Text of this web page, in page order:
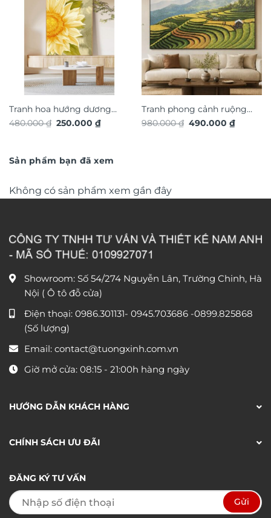
Tranh hoa hướng dương
nghệ thuật TG4922S
480.000₫ Giá
gốc
250.000₫Giá
Tranh phong cảnh ruộng
bậc thang TG4919S
980.000₫ Giá
gốc
490.000₫Giá
Sản phẩm bạn đã xem
Không có sản phẩm xem gần đây
Showroom: Số 54/274 Nguyễn Lân, Trường Chinh, Hà
Nội ( Ô tô đỗ cửa)
Điện thoại: 0986.301131- 0945.703686 -0899.825868
(Số lượng)
Email: contact@tuongxinh.com.vn
Giờ mở cửa: 08:15 - 21:00h hàng ngày
HƯỚNG DẪN KHÁCH HÀNG
CHÍNH SÁCH ƯU ĐÃI
ĐĂNG KÝ TƯ VẤN